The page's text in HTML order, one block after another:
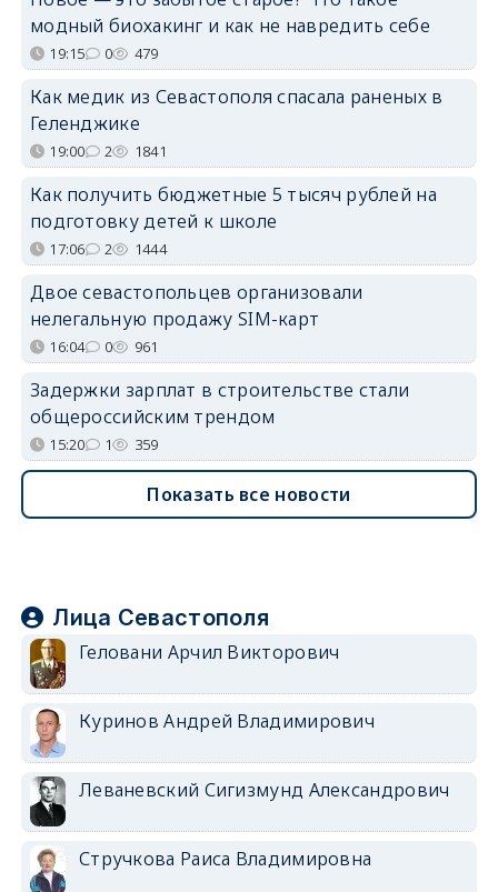
модный биохакинг и как не навредить себе
19:15 0 479
Как медик из Севастополя спасала раненых в
Геленджике
19:00 2 1841
Как получить бюджетные 5 тысяч рублей на
подготовку детей к школе
17:06 2 1444
Двое севастопольцев организовали
нелегальную продажу SIM-карт
16:04 0 961
Задержки зарплат в строительстве стали
общероссийским трендом
15:20 1 359
Показать все новости
Лица Севастополя
Геловани Арчил Викторович
Куринов Андрей Владимирович
Леваневский Сигизмунд Александрович
Стручкова Раиса Владимировна